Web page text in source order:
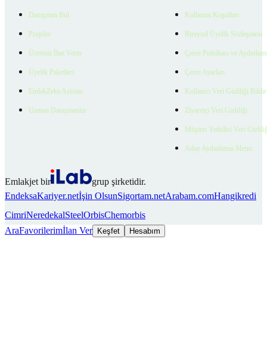
Danışman Bul
Projeler
Ücretsiz İlan Verin
Üyelik Paketleri
EmlakZeka Asistan
Uzman Danışmanlar
Kullanım Koşulları
Bireysel Üyelik Sözleşmesi
Çerez Politikası ve
Çerez Ayarları
Kullanıcı Veri Gizliliği
Ziyaretçi Veri Gizliliği
Müşteri Yetkilisi Veri
Aday Aydınlatma Metni
Emlakjet bir
grup şirketidir.
EndeksaKariyer.netİşin OlsunSigortam.netArabam.comHangikredi
CimriNeredekalSteelOrbisChemorbis
AraFavorilerimİlan Ver Keşfet Hesabım